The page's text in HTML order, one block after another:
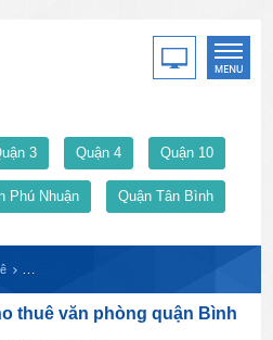
3 Quận 4 Quận 10
Phú Nhuận Quận Tân Bình
thuê văn phòng quận Bình